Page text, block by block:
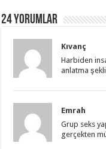
24 Yorumlar
Kıvanç
Harbiden
anlatma
Emrah
Grup seks
gerçekten